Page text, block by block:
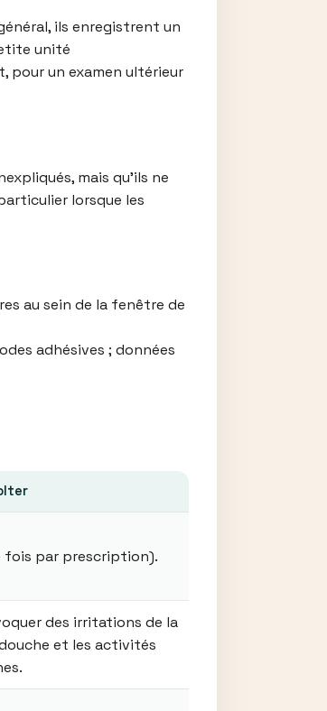
ils enregistrent un
unité
pour un examen ultérieur
mais qu’ils ne
lorsque les
au sein de la fenêtre de
adhésives ; données
fois par prescription).
des irritations de la
et les activités